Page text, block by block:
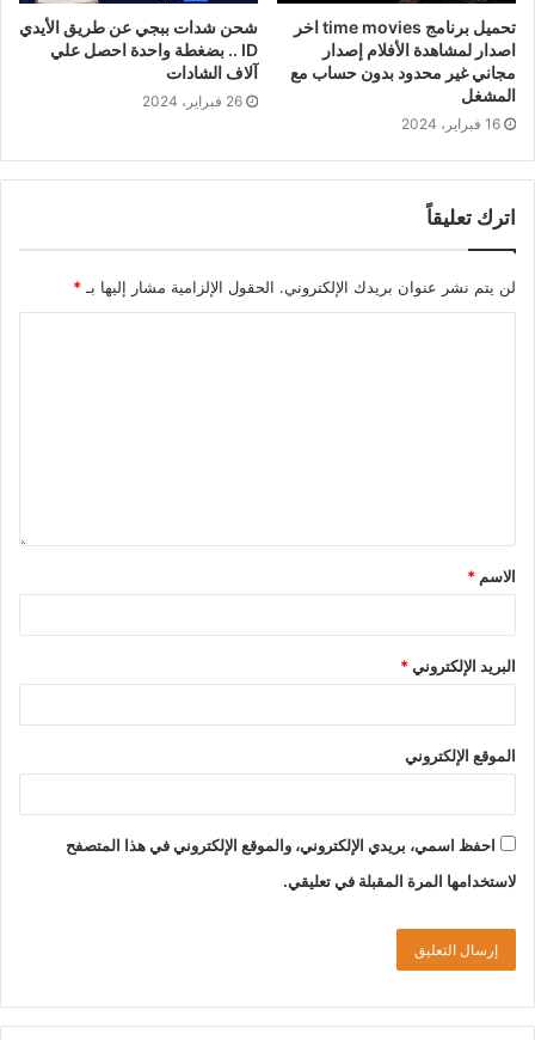
تحميل برنامج time movies اخر
اصدار لمشاهدة الأفلام إصدار
مجاني غير محدود بدون حساب مع
المشغل
16 فبراير، 2024
شحن شدات ببجي عن طريق الأيدي
ID .. بضغطة واحدة احصل علي
آلاف الشادات
26 فبراير، 2024
اترك تعليقاً
لن يتم نشر عنوان بريدك الإلكتروني. الحقول الإلزامية مشار إليها بـ *
الاسم *
البريد الإلكتروني*
الموقع الإلكتروني
احفظ اسمي، بريدي الإلكتروني، والموقع الإلكتروني في هذا المتصفح
لاستخدامها المرة المقبلة في تعليقي.